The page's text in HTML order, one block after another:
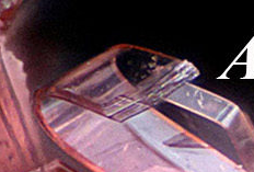
Pierres et Fossiles